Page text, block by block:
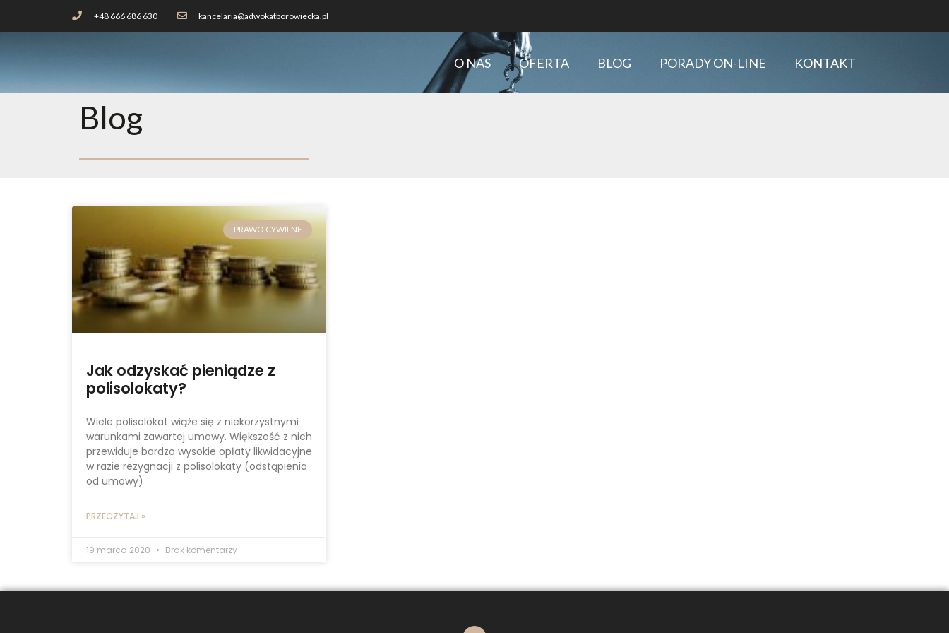
+48 666 686 630 kancelaria@adwokatborowiecka.pl
O NAS OFERTA BLOG PORADY ON-LINE KONTAKT
Blog
PRAWO CYWILNE
Jak odzyskać pieniądze z
polisolokaty?
Wiele polisolokat wiąże się z niekorzystnymi
warunkami zawartej umowy. Większość z nich
przewiduje bardzo wysokie opłaty likwidacyjne
w razie rezygnacji z polisolokaty (odstąpienia
od umowy)
PRZECZYTAJ »
19 marca 2020 Brak komentarzy